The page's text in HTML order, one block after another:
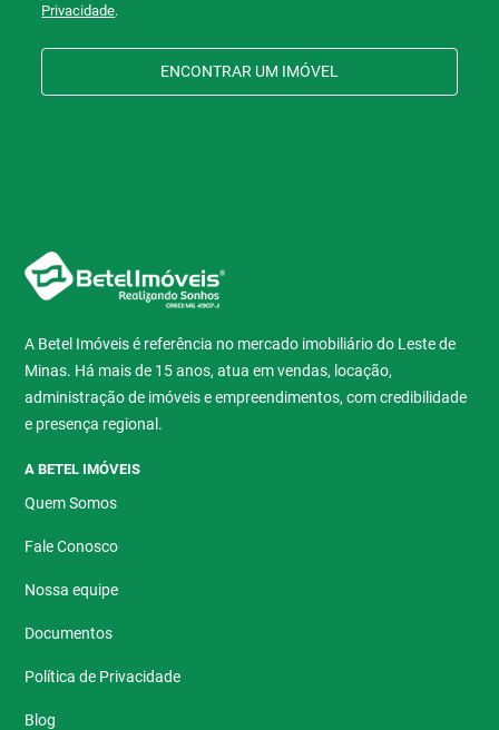
Privacidade.
ENCONTRAR UM IMÓVEL
A Betel Imóveis é referência no mercado imobiliário do Leste de
Minas. Há mais de 15 anos, atua em vendas, locação,
administração de imóveis e empreendimentos, com credibilidade
e presença regional.
A BETEL IMÓVEIS
Quem Somos
Fale Conosco
Nossa equipe
Documentos
Política de Privacidade
Blog